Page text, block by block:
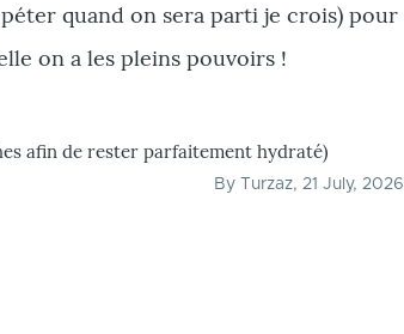
quand on sera parti je crois) pour
on a les pleins pouvoirs !
afin de rester parfaitement hydraté)
By Turzaz, 21 July, 2026